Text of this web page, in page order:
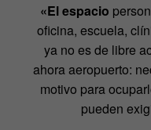
«El espacio
oficina, escuela,
ya no es de libre
ahora aeropuerto:
motivo para
pueden